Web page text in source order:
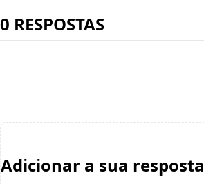
0 RESPOSTAS
Adicionar a sua resposta